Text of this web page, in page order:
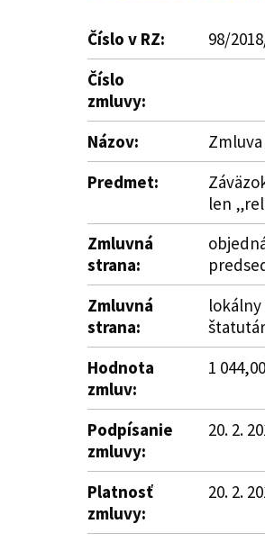
Číslo v RZ:
98/
Číslo
zmluvy:
Názov:
Predmet:
len
Zmluvná
strana:
Zmluvná
strana:
lokálny
štatutár
Hodnota
zmluv:
1
Podpísanie
zmluvy:
20. 2.
Platnosť
zmluvy:
20. 2.